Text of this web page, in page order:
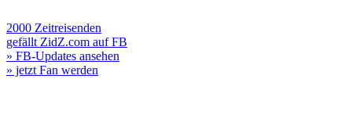
2000 Zeitreisenden
gefällt ZidZ.com auf FB
» FB-Updates ansehen
» jetzt Fan werden